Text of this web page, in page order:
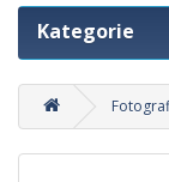
Kategorie